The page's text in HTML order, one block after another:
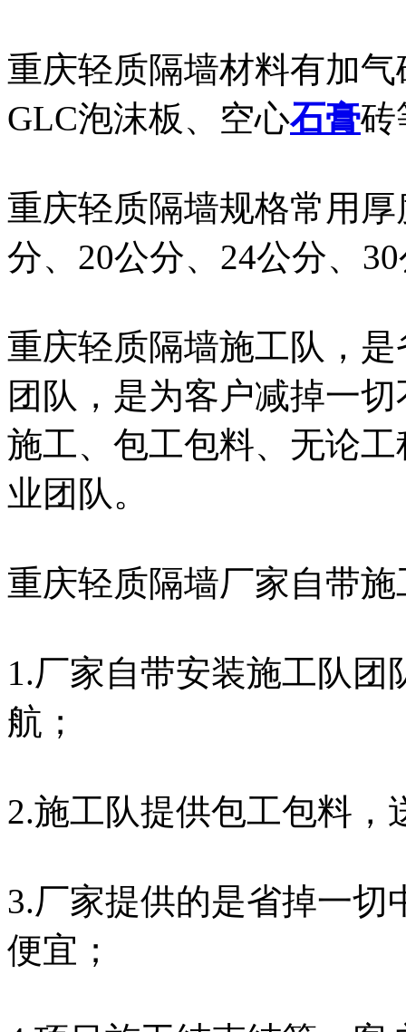
重庆轻质隔墙材料有加
GLC泡沫板、空心石膏砖
重庆轻质隔墙规格常用
分、20公分、24公分、
重庆轻质隔墙施工队，
团队，是为客户减掉一
施工、包工包料、无论
业团队。
重庆轻质隔墙厂家自带
1.厂家自带安装施工队
航；
2.施工队提供包工包料，
3.厂家提供的是省掉一
便宜；